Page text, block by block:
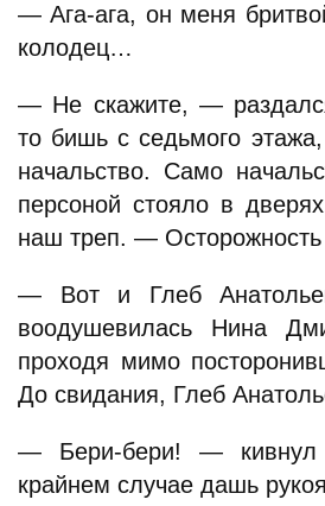
— Ага-ага, он меня
колодец…
— Не скажите, —
то бишь с седьмого
начальство. Само
персоной стояло в
наш треп. —
— Вот и Глеб
воодушевилась Нина
проходя мимо
До свидания, Глеб
— Бери-бери! —
крайнем случае дашь